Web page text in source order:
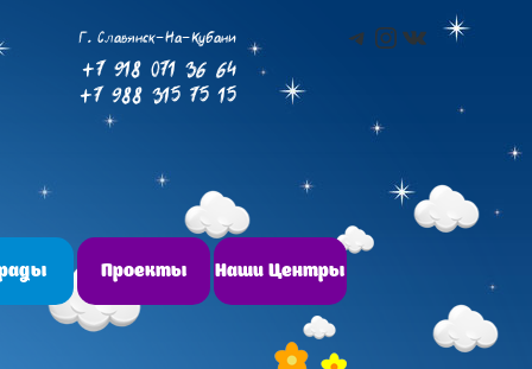
Telegram
Instagram
Г. Славянск-На-Кубани
+7 918 071 36 64
+7 988 315 75 15
Проекты Наши Центры